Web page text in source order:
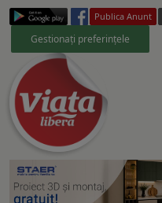
Publica Anunt
Gestionați preferințele